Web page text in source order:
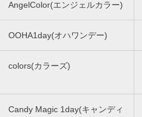
AngelColor(エンジェルカラー)
OOHA1day(オハワンデー)
colors(カラーズ)
Candy Magic 1day(キャンディ